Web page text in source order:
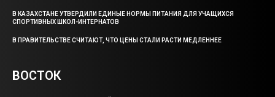
В КАЗАХСТАНЕ УТВЕРДИЛИ ЕДИНЫЕ НОРМЫ ПИТАНИЯ ДЛЯ УЧАЩИХСЯ
СПОРТИВНЫХ ШКОЛ-ИНТЕРНАТОВ
В ПРАВИТЕЛЬСТВЕ СЧИТАЮТ, ЧТО ЦЕНЫ СТАЛИ РАСТИ МЕДЛЕННЕЕ
ВОСТОК